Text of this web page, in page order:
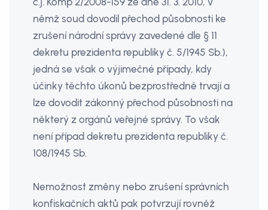
němž soud dovodil přechod působnosti ke
zrušení národní správy zavedené dle § 11
dekretu prezidenta republiky č. 5/1945 Sb.),
jedná se však o výjimečné případy, kdy
účinky těchto úkonů bezprostředně trvají a
lze dovodit zákonný přechod působnosti na
některý z orgánů veřejné správy. To však
není případ dekretu prezidenta republiky č.
108/1945 Sb.
Nemožnost změny nebo zrušení správních
konfiskačních aktů pak potvrzují rovněž